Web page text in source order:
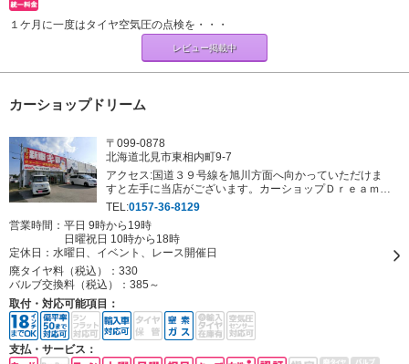
１ケ月に一度はタイヤ空気圧の点検を・・・
レビュー掲載中
カーショップドリーム
〒099-0878
北海道北見市東相内町9-7
アクセス:国道３９号線を旭川方面へ向かっていただけま
すと左手に当店がございます。カーショップＤｒｅａｍの
赤い看板が目印になります！
TEL:0157-36-8129
営業時間：平日 9時から19時
日曜祝日 10時から18時
定休日： 水曜日、イベント、レース開催日
廃タイヤ料（税込）： 330
バルブ交換料（税込）： 385～
取付・対応可能項目：
支払・サービス：